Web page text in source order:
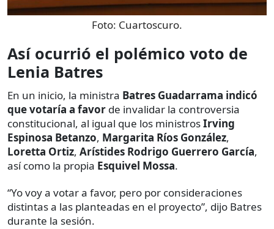
Foto: Cuartoscuro.
Así ocurrió el polémico voto de
Lenia Batres
En un inicio, la ministra Batres Guadarrama indicó
que votaría a favor de invalidar la controversia
constitucional, al igual que los ministrosIrving
Espinosa Betanzo, Margarita Ríos González,
Loretta Ortiz, Arístides Rodrigo Guerrero García,
así como la propia Esquivel Mossa.
“Yo voy a votar a favor, pero por consideraciones
distintas a las planteadas en el proyecto”, dijo Batres
durante la sesión.